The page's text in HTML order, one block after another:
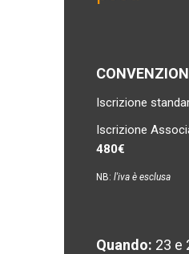
Iscrizione
Iscrizione
480€
NB:l'iva è esclusa
Quando: 23 e